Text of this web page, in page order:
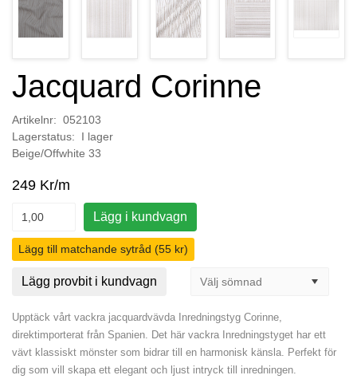
Jacquard Corinne
Artikelnr: 052103
Lagerstatus: I lager
Beige/Offwhite 33
249 Kr/m
Lägg i kundvagn
Lägg till matchande sytråd (55 kr)
Lägg provbit i kundvagn
Upptäck vårt vackra jacquardvävda Inredningstyg Corinne,
direktimporterat från Spanien. Det här vackra Inredningstyget har ett
vävt klassiskt mönster som bidrar till en harmonisk känsla. Perfekt för
dig som vill skapa ett elegant och ljust intryck till inredningen.